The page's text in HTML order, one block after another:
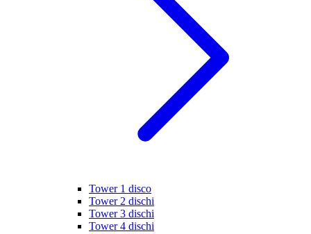
Tower 1 disco
Tower 2 dischi
Tower 3 dischi
Tower 4 dischi